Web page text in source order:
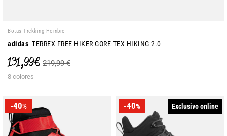
Botas Trekking Hombre
adidas TERREX FREE HIKER GORE-TEX HIKING 2.0
131,99 € 219,99 €
8 colores
-40% -40% Exclusivo online